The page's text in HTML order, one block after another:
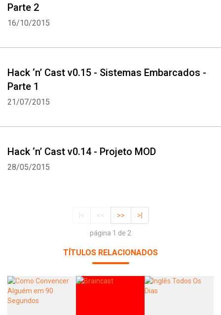
Parte 2
16/10/2015
Hack ‘n’ Cast v0.15 - Sistemas Embarcados -
Parte 1
21/07/2015
Hack ‘n’ Cast v0.14 - Projeto MOD
28/05/2015
|< << >> >|
página 1 de 2
TÍTULOS RELACIONADOS